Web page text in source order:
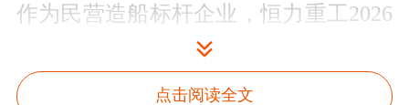
作为民营造船标杆企业，恒力重工2026
年持续刷新行业纪录，先后完成4艘
VLCC同坞齐出、6艘巨轮同日出坞，顺
点击阅读全文